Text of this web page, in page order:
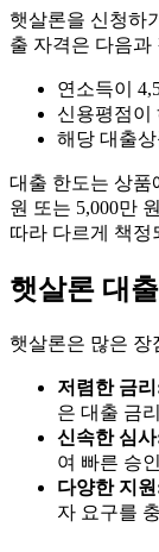
햇살론을 신청하
출 자격은 다음과
연소득이
신용평점이
해당 대출
대출 한도는 상품
원 또는 5,000만
따라 다르게 책정
햇살론 대
햇살론은 많은 장
저렴한 금
은 대출 금
신속한 심
여 빠른 승
다양한 지
자 요구를